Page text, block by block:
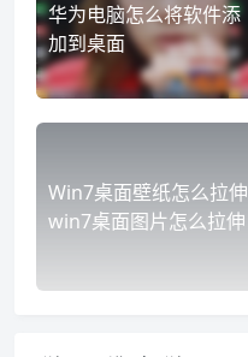
华为电脑怎么将软件添
加到桌面
Win7桌面壁纸怎么拉伸
win7桌面图片怎么拉伸